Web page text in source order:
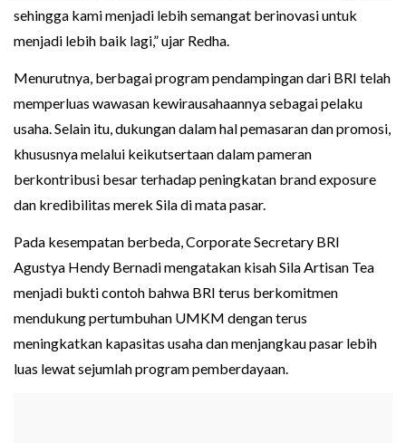
sehingga kami menjadi lebih semangat berinovasi untuk
menjadi lebih baik lagi,” ujar Redha.
Menurutnya, berbagai program pendampingan dari BRI telah
memperluas wawasan kewirausahaannya sebagai pelaku
usaha. Selain itu, dukungan dalam hal pemasaran dan promosi,
khususnya melalui keikutsertaan dalam pameran
berkontribusi besar terhadap peningkatan brand exposure
dan kredibilitas merek Sila di mata pasar.
Pada kesempatan berbeda, Corporate Secretary BRI
Agustya Hendy Bernadi mengatakan kisah Sila Artisan Tea
menjadi bukti contoh bahwa BRI terus berkomitmen
mendukung pertumbuhan UMKM dengan terus
meningkatkan kapasitas usaha dan menjangkau pasar lebih
luas lewat sejumlah program pemberdayaan.